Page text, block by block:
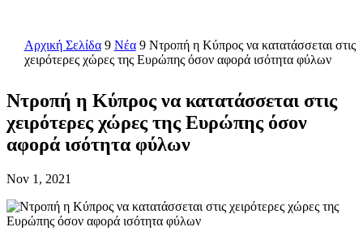
Αρχική Σελίδα 9 Νέα 9 Ντροπή η Κύπρος να κατατάσσεται στις
χειρότερες χώρες της Ευρώπης όσον αφορά ισότητα φύλων
Ντροπή η Κύπρος να κατατάσσεται στις
χειρότερες χώρες της Ευρώπης όσον
αφορά ισότητα φύλων
Nov 1, 2021